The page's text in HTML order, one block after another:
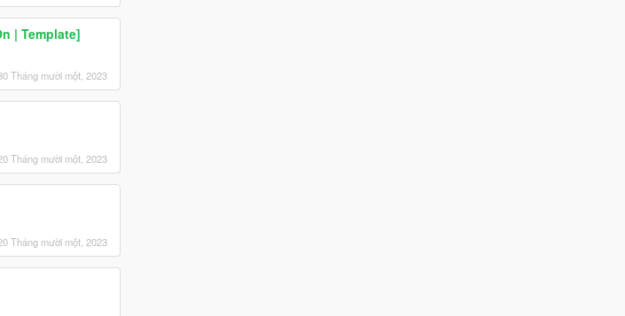
| Template]
Tháng mười một, 2023
Tháng mười một, 2023
Tháng mười một, 2023